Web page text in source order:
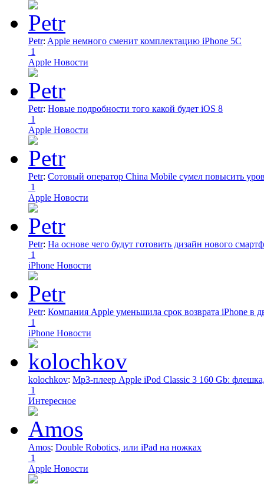
Petr: Apple немного сменит комплектацию iPhone 5C
1
Apple Новости
Petr: Новые подробности того какой будет iOS 8
1
Apple Новости
Petr: Сотовый оператор China Mobile сумел повысить
1
Apple Новости
Petr: На основе чего будут готовить дизайн нового
1
iPhone Новости
Petr: Компания Apple уменьшила срок возврата iPhone в
1
iPhone Новости
kolochkov: Mp3-плеер Apple iPod Classic 3 160 Gb:
1
Интересное
Amos: Double Robotics, или iPad на ножках
1
Apple Новости